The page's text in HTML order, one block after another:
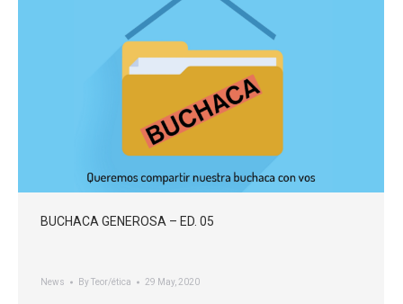
BUCHACA GENEROSA – ED. 05
News ByTeor/ética 29 May, 2020